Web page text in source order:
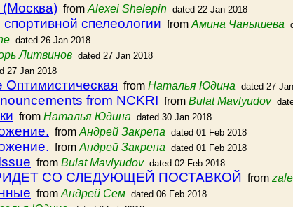
from Alexei Shelepin dated 22 Jan 2018
спелеологии from Амина Чанышева
dated 26 Jan 2018
Литвинов dated 27 Jan 2018
27 Jan 2018
from Наталья Юдина dated 27
from NCKRI from Bulat Mavlyudov
from Наталья Юдина dated 30 Jan 2018
from Андрей Закрепа dated 01 Feb 2018
from Андрей Закрепа dated 01 Feb 2018
from Bulat Mavlyudov dated 02 Feb 2018
СО СЛЕДУЮЩЕЙ ПОСТАВКОЙ from
from Андрей Сем dated 06 Feb 2018